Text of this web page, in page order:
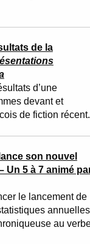
de la
d’une
devant et
de fiction récent.
son nouvel
Un 5 à 7 animé
le lancement de
au